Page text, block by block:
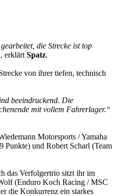
die Strecke ist top
, erklärt Spatz.
von ihrer tiefen, technisch
beeindruckend. Die
mit vollem Fahrerlager.“
Motorsports / Yamaha
und Robert Scharl (Team
das Verfolgertrio sitzt ihr im
(Enduro Koch Racing / MSC
die Konkurrenz ein starkes